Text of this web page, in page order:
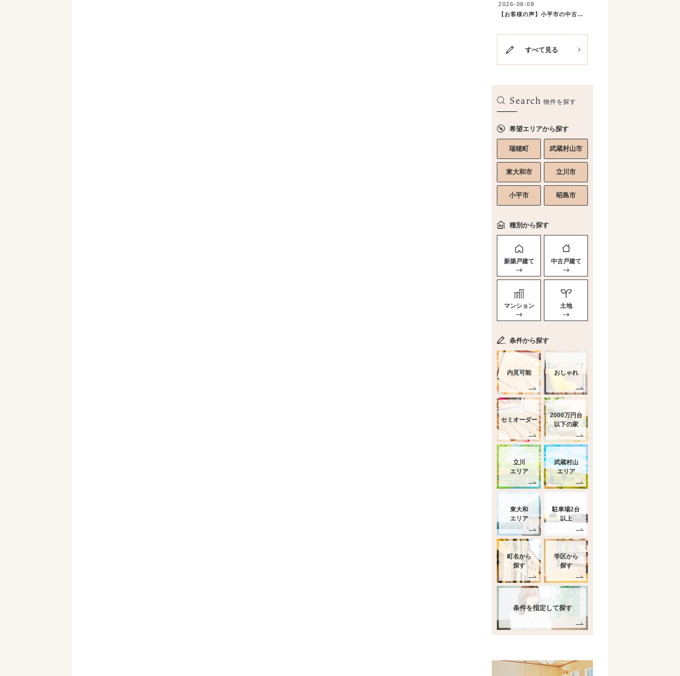
すべて見る
Search 物件を探す
希望エリアから探す
瑞穂町 武蔵村山市
東大和市 立川市
小平市 昭島市
種別から探す
新築戸建て 中古戸建て
マンション 土地
条件から探す
内見可能 おしゃれ
セミオーダー
2000万円台
以下の家
立川
エリア
武蔵村山
エリア
東大和
エリア
駐車場2台
以上
町名から
探す
学区から
探す
条件を指定して探す